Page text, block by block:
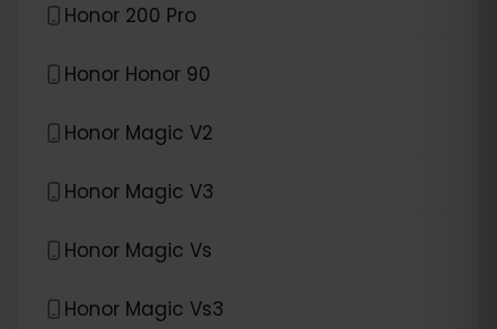
Honor 200 Pro
Honor Honor 90
Honor Magic V2
Honor Magic V3
Honor Magic Vs
Honor Magic Vs3